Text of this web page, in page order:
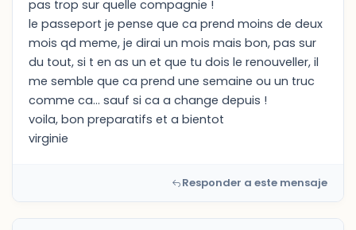
pas trop sur quelle compagnie !
le passeport je pense que ca prend moins de deux
mois qd meme, je dirai un mois mais bon, pas sur
du tout, si t en as un et que tu dois le renouveller, il
me semble que ca prend une semaine ou un truc
comme ca... sauf si ca a change depuis !
voila, bon preparatifs et a bientot
virginie
Responder a este mensaje